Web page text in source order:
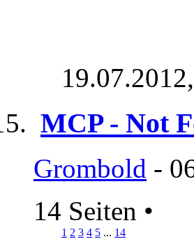
19.07.2012,
MCP - Not
Grombold -
14 Seiten •
1 2 3 4 5 ... 14